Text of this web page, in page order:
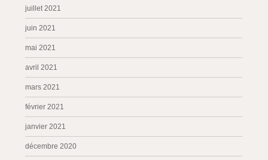
juillet 2021
juin 2021
mai 2021
avril 2021
mars 2021
février 2021
janvier 2021
décembre 2020